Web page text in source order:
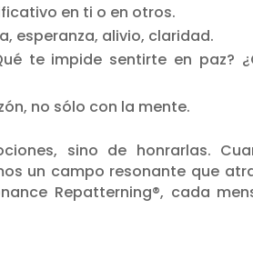
en ti o en otros.
esperanza, alivio, claridad.
te impide sentirte en paz?
no sólo con la mente.
sino de honrarlas.
un campo resonante que
Repatterning®, cada